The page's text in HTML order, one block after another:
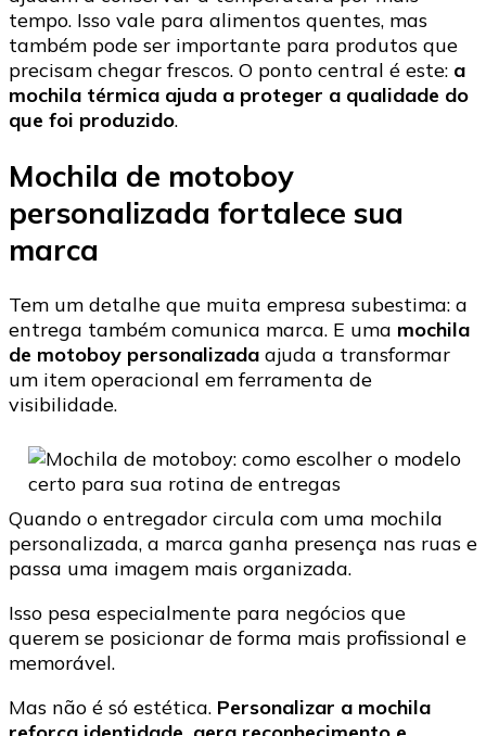
tempo. Isso vale para alimentos quentes, mas
também pode ser importante para produtos que
precisam chegar frescos. O ponto central é este: a
mochila térmica ajuda a proteger a qualidade do
que foi produzido.
Mochila de motoboy
personalizada fortalece sua
marca
Tem um detalhe que muita empresa subestima: a
entrega também comunica marca. E uma mochila
de motoboy personalizada ajuda a transformar
um item operacional em ferramenta de
visibilidade.
Quando o entregador circula com uma mochila
personalizada, a marca ganha presença nas ruas e
passa uma imagem mais organizada.
Isso pesa especialmente para negócios que
querem se posicionar de forma mais profissional e
memorável.
Mas não é só estética. Personalizar a mochila